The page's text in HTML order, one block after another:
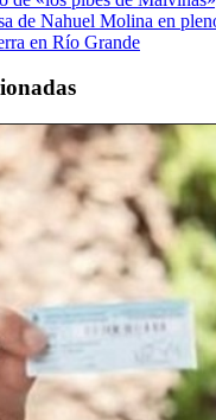
de Nahuel Molina en
en Río Grande